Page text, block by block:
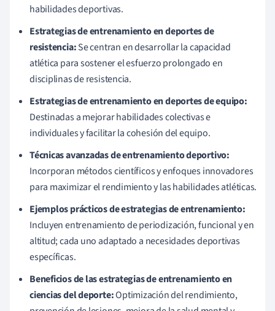
habilidades deportivas.
Estrategias de entrenamiento en deportes de
resistencia:Se centran en desarrollar la capacidad
atlética para sostener el esfuerzo prolongado en
disciplinas de resistencia.
Estrategias de entrenamiento en deportes de equipo:
Destinadas a mejorar habilidades colectivas e
individuales y facilitar la cohesión del equipo.
Técnicas avanzadas de entrenamiento deportivo:
Incorporan métodos científicos y enfoques innovadores
para maximizar el rendimiento y las habilidades atléticas.
Ejemplos prácticos de estrategias de entrenamiento:
Incluyen entrenamiento de periodización, funcional y en
altitud; cada uno adaptado a necesidades deportivas
específicas.
Beneficios de las estrategias de entrenamiento en
ciencias del deporte:Optimización del rendimiento,